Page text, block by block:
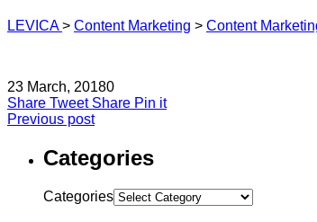
LEVICA> Content Marketing > Content
23 March, 20180
Share Tweet Share Pin it
Previous post
Categories
Categories